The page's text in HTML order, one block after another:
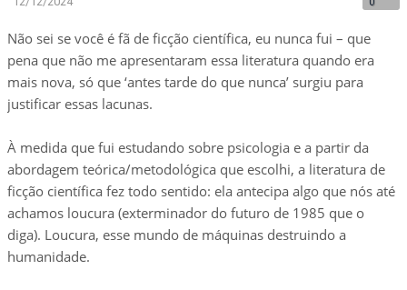
Não sei se você é fã de ficção científica, eu nunca fui – que
pena que não me apresentaram essa literatura quando era
mais nova, só que ‘antes tarde do que nunca’ surgiu para
justificar essas lacunas.
À medida que fui estudando sobre psicologia e a partir da
abordagem teórica/metodológica que escolhi, a literatura de
ficção científica fez todo sentido: ela antecipa algo que nós até
achamos loucura (exterminador do futuro de 1985 que o
diga). Loucura, esse mundo de máquinas destruindo a
humanidade.